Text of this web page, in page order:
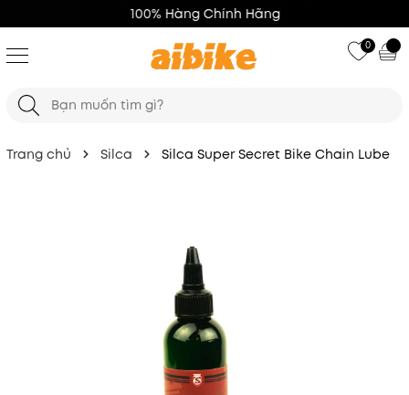
100% Hàng Chính Hãng
0
Trang chủ Silca Silca Super Secret Bike Chain Lube